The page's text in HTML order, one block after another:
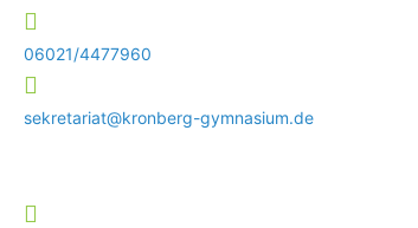
06021/4477960
sekretariat@kronberg-gymnasium.de